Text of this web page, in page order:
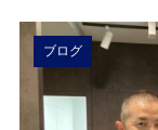
ブログ